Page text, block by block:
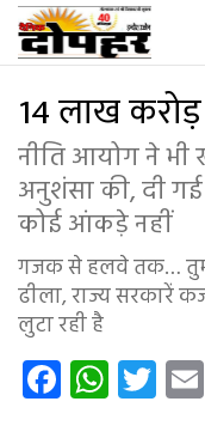
14 लाख
नीति आयोग ने भी
अनुशंसा की, दी
कोई आंकड़े नहीं
गजक से हलवे तक… तुम
ढीला, राज्य सरकारें
लुटा रही है